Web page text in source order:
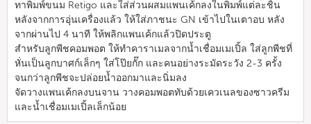
ทาพิมพ์ขนม Retigo และใส่ส่วนผสมแพนเค้กลงในพิมพ์แต่ละชิ้น
หลังจากการอุ่นเครื่องแล้ว ให้ใส่ภาชนะ GN เข้าไปในเตาอบ หลัง
จากผ่านไป 4 นาที ให้พลิกแพนเค้กแล้วปิดประตู
สำหรับลูกพีชคอมพอต ให้ทำคาราเมลจากน้ำเชื่อมเมเปิ้ล ใส่ลูกพีชที่
หั่นเป็นลูกบาศก์เล็กๆ ใส่โป๊ยกั๊ก และคนอย่างระมัดระวัง 2-3 ครั้ง
จนกว่าลูกพีชจะปล่อยน้ำออกมาและนิ่มลง
จัดวางแพนเค้กลงบนจาน วางคอมพอตทับด้วยเควเนลของซาวครีม
และน้ำเชื่อมเมเปิ้ลเล็กน้อย